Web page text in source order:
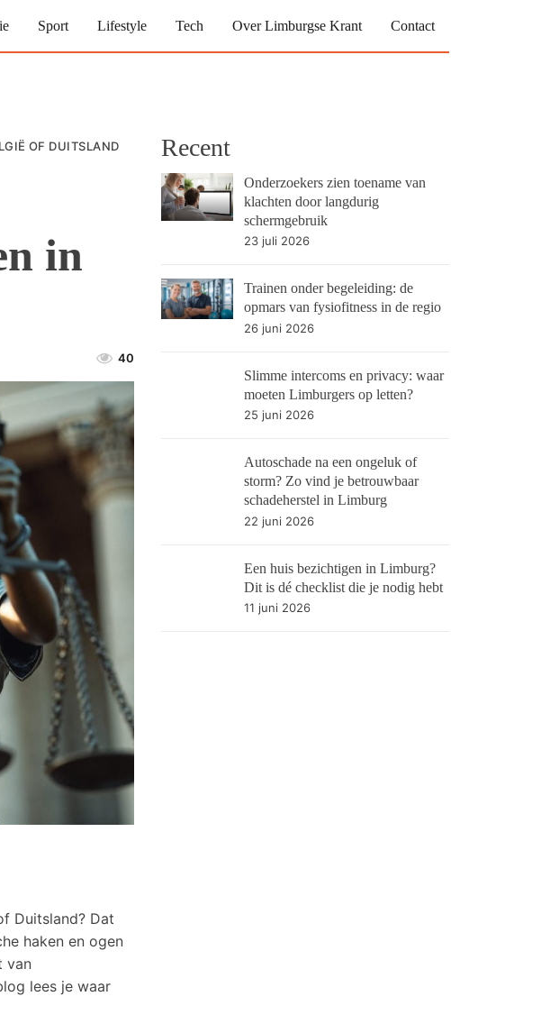
Sport Lifestyle Tech Over Limburgse Krant Contact
OF DUITSLAND
in
40
Duitsland? Dat
haken en ogen
van
lees je waar
Recent
Onderzoekers zien toename van
klachten door langdurig
schermgebruik
23 juli 2026
Trainen onder begeleiding: de
opmars van fysiofitness in de regio
26 juni 2026
Slimme intercoms en privacy: waar
moeten Limburgers op letten?
25 juni 2026
Autoschade na een ongeluk of
storm? Zo vind je betrouwbaar
schadeherstel in Limburg
22 juni 2026
Een huis bezichtigen in Limburg?
Dit is dé checklist die je nodig hebt
11 juni 2026